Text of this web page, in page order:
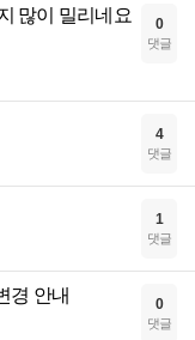
많이 밀리네요 0
댓글
4
댓글
1
댓글
경 안내 0
댓글